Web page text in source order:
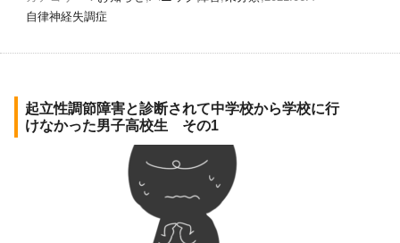
自律神経失調症
起立性調節障害と診断されて中学校から学校に行
けなかった男子高校生 その1